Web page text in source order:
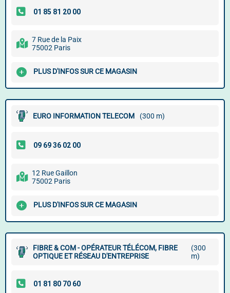
7 Rue de la Paix
75002 Paris
PLUS D'INFOS SUR CE MAGASIN
EURO INFORMATION TELECOM (300 m)
12 Rue Gaillon
75002 Paris
PLUS D'INFOS SUR CE MAGASIN
FIBRE & COM - OPÉRATEUR TÉLÉCOM, FIBRE
OPTIQUE ET RÉSEAU D'ENTREPRISE
(300
m)